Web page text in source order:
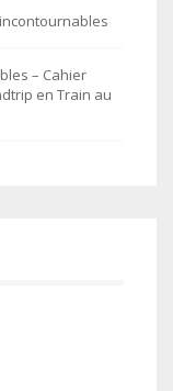
– Cahier
en Train au